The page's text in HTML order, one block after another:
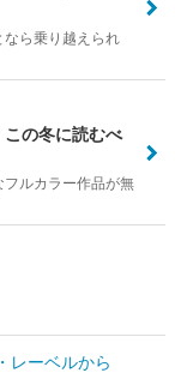
なら乗り越えられ
この冬に読むべ
フルカラー作品が無
レーベルから